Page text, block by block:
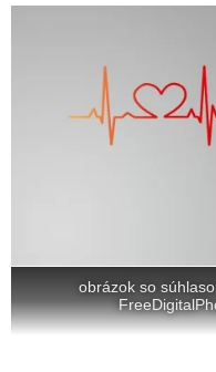
obrázok so